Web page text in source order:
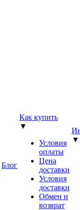
Блог
Как купить
▼
Условия
оплаты
Цена
доставки
Условия
доставки
Обмен и
возврат
▼